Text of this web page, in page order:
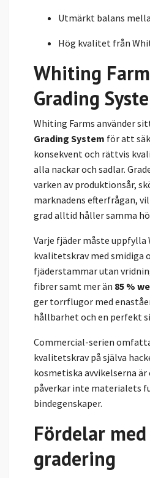
Utmärkt balans
Hög kvalitet från
Whiting
Grading
Whiting Farms använder
Grading System för att
konsekvent och rättvis
alla nackar och sadlar.
varken av produktionsår,
marknadens efterfrågan,
grad alltid håller samma
Varje fjäder måste
kvalitetskrav med smidiga
fjäderstammar utan
fibrer samt mer än 85 %
ger torrflugor med
hållbarhet och en perfekt
Commercial-serien
kvalitetskrav på själva
kosmetiska avvikelserna är
påverkar inte materialets
bindegenskaper.
Fördelar
gradering